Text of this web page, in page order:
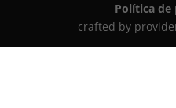
Política de
crafted by